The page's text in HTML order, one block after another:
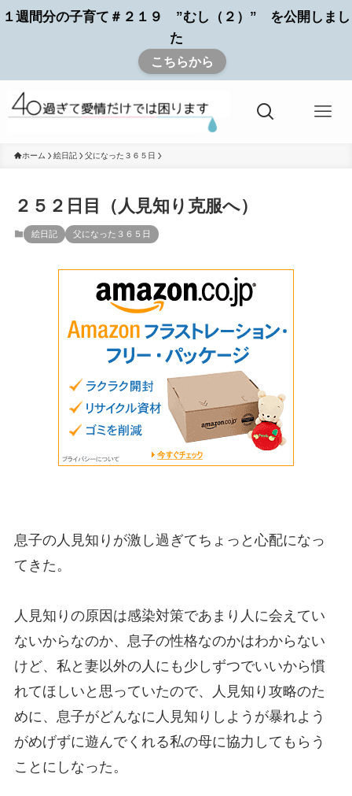
１週間分の子育て＃２１９ ”むし（２）” を公開しまし
た
こちらから
ホーム 絵日記 父になった３６５日
２５２日目（人見知り克服へ）
絵日記 父になった３６５日
息子の人見知りが激し過ぎてちょっと心配になっ
てきた。
人見知りの原因は感染対策であまり人に会えてい
ないからなのか、息子の性格なのかはわからない
けど、私と妻以外の人にも少しずつでいいから慣
れてほしいと思っていたので、人見知り攻略のた
めに、息子がどんなに人見知りしようが暴れよう
がめげずに遊んでくれる私の母に協力してもらう
ことにしなった。